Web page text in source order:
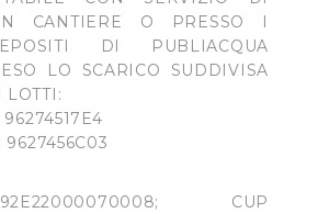
CANTIERE O PRESSO I
DI PUBLIACQUA
LO SCARICO SUDDIVISA
LOTTI:
96274517E4
9627456C03
CUP